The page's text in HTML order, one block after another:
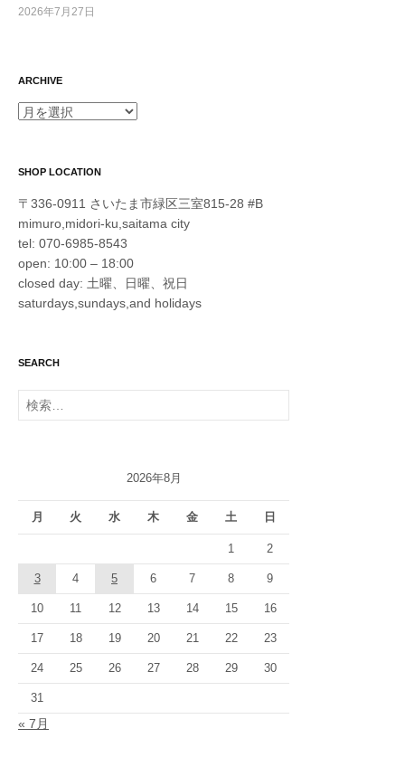
2026年7月27日
ARCHIVE
ARCHIVE
SHOP LOCATION
〒336-0911 さいたま市緑区三室815-28 #B
mimuro,midori-ku,saitama city
tel: 070-6985-8543
open: 10:00 – 18:00
closed day: 土曜、日曜、祝日
saturdays,sundays,and holidays
SEARCH
検
索:
2026年8月
月 火 水 木 金 土 日
1 2
3 4 5 6 7 8 9
10 11 12 13 14 15 16
17 18 19 20 21 22 23
24 25 26 27 28 29 30
31
« 7月